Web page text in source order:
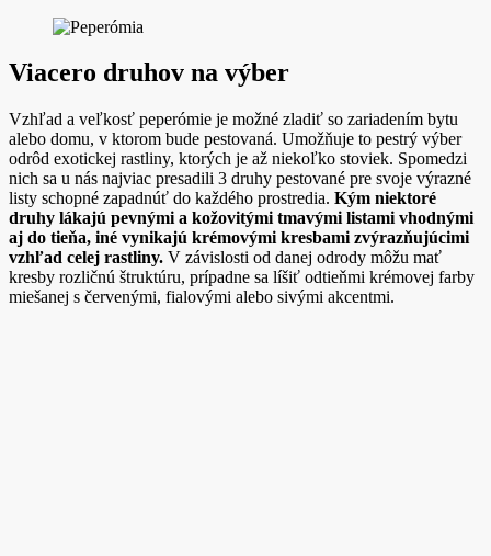
Viacero druhov na výber
Vzhľad a veľkosť peperómie je možné zladiť so zariadením bytu
alebo domu, v ktorom bude pestovaná. Umožňuje to pestrý výber
odrôd exotickej rastliny, ktorých je až niekoľko stoviek. Spomedzi
nich sa u nás najviac presadili 3 druhy pestované pre svoje výrazné
listy schopné zapadnúť do každého prostredia. Kým niektoré
druhy lákajú pevnými a kožovitými tmavými listami vhodnými
aj do tieňa, iné vynikajú krémovými kresbami zvýrazňujúcimi
vzhľad celej rastliny. V závislosti od danej odrody môžu mať
kresby rozličnú štruktúru, prípadne sa líšiť odtieňmi krémovej farby
miešanej s červenými, fialovými alebo sivými akcentmi.